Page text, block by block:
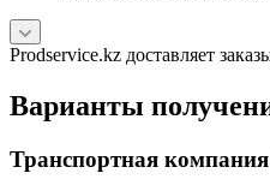
Prodservice.kz доставляет
Варианты
Транспортная